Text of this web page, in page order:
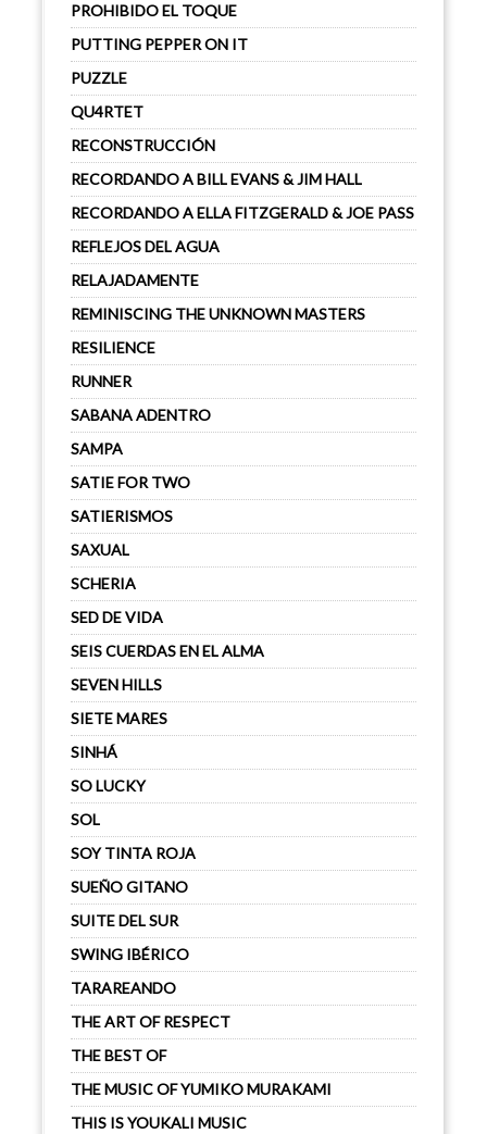
PROHIBIDO EL TOQUE
PUTTING PEPPER ON IT
PUZZLE
QU4RTET
RECONSTRUCCIÓN
RECORDANDO A BILL EVANS & JIM HALL
RECORDANDO A ELLA FITZGERALD & JOE PASS
REFLEJOS DEL AGUA
RELAJADAMENTE
REMINISCING THE UNKNOWN MASTERS
RESILIENCE
RUNNER
SABANA ADENTRO
SAMPA
SATIE FOR TWO
SATIERISMOS
SAXUAL
SCHERIA
SED DE VIDA
SEIS CUERDAS EN EL ALMA
SEVEN HILLS
SIETE MARES
SINHÁ
SO LUCKY
SOL
SOY TINTA ROJA
SUEÑO GITANO
SUITE DEL SUR
SWING IBÉRICO
TARAREANDO
THE ART OF RESPECT
THE BEST OF
THE MUSIC OF YUMIKO MURAKAMI
THIS IS YOUKALI MUSIC